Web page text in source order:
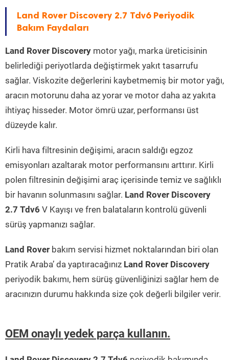
Land Rover Discovery 2.7 Tdv6 Periyodik
Bakım Faydaları
Land Rover Discovery motor yağı, marka üreticisinin
belirlediği periyotlarda değiştirmek yakıt tasarrufu
sağlar. Viskozite değerlerini kaybetmemiş bir motor yağı,
aracın motorunu daha az yorar ve motor daha az yakıta
ihtiyaç hisseder. Motor ömrü uzar, performansı üst
düzeyde kalır.
Kirli hava filtresinin değişimi, aracın saldığı egzoz
emisyonları azaltarak motor performansını arttırır. Kirli
polen filtresinin değişimi araç içerisinde temiz ve sağlıklı
bir havanın solunmasını sağlar. Land Rover Discovery
2.7 Tdv6 V Kayışı ve fren balataların kontrolü güvenli
sürüş yapmanızı sağlar.
Land Rover bakım servisi hizmet noktalarından biri olan
Pratik Araba’ da yaptıracağınız Land Rover Discovery
periyodik bakımı, hem sürüş güvenliğinizi sağlar hem de
aracınızın durumu hakkında size çok değerli bilgiler verir.
OEM onaylı yedek parça kullanın.